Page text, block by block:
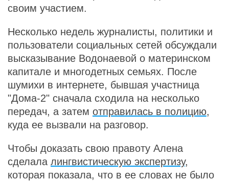
своим участием.
Несколько недель журналисты, политики и
пользователи социальных сетей обсуждали
высказывание Водонаевой о материнском
капитале и многодетных семьях. После
шумихи в интернете, бывшая участница
"Дома-2" сначала сходила на несколько
передач, а затем отправилась в полицию,
куда ее вызвали на разговор.
Чтобы доказать свою правоту Алена
сделала лингвистическую экспертизу,
которая показала, что в ее словах не было